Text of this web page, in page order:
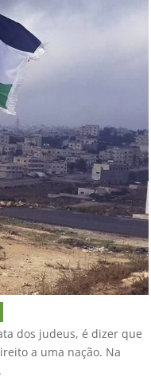
dos judeus, é dizer que
a uma nação. Na